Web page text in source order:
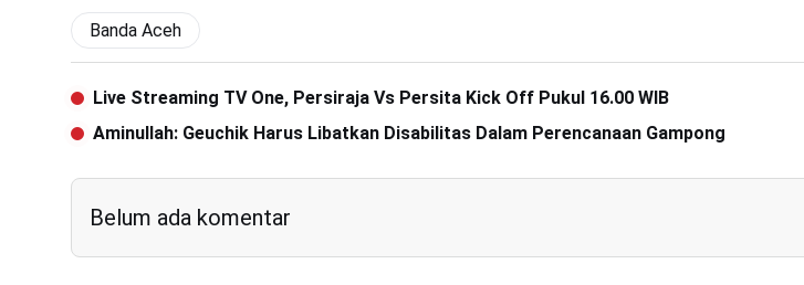
Banda Aceh
Live Streaming TV One, Persiraja Vs Persita Kick Off Pukul 16.00 WIB
Aminullah: Geuchik Harus Libatkan Disabilitas Dalam Perencanaan Gampong
Belum ada komentar